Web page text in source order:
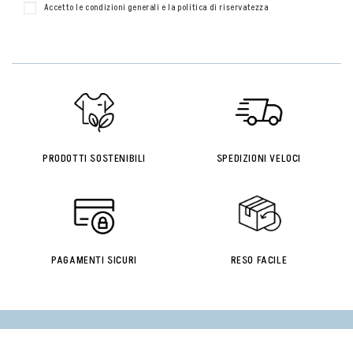
Accetto le condizioni generali e la politica di riservatezza
PRODOTTI SOSTENIBILI SPEDIZIONI VELOCI
PAGAMENTI SICURI RESO FACILE